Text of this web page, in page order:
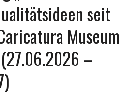
seit
Museum
–